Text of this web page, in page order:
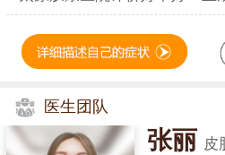
医生团队
张丽 皮